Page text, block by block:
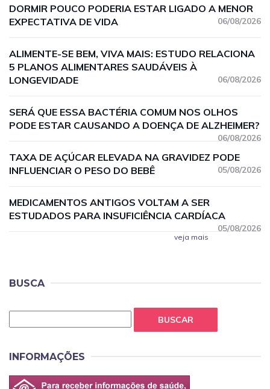
DORMIR POUCO PODERIA ESTAR LIGADO A MENOR
EXPECTATIVA DE VIDA
06/08/2026
ALIMENTE-SE BEM, VIVA MAIS: ESTUDO RELACIONA
5 PLANOS ALIMENTARES SAUDÁVEIS À
LONGEVIDADE
06/08/2026
SERÁ QUE ESSA BACTÉRIA COMUM NOS OLHOS
PODE ESTAR CAUSANDO A DOENÇA DE ALZHEIMER?
06/08/2026
TAXA DE AÇÚCAR ELEVADA NA GRAVIDEZ PODE
INFLUENCIAR O PESO DO BEBÊ
05/08/2026
MEDICAMENTOS ANTIGOS VOLTAM A SER
ESTUDADOS PARA INSUFICIÊNCIA CARDÍACA
05/08/2026
veja mais
BUSCA
BUSCAR
INFORMAÇÕES